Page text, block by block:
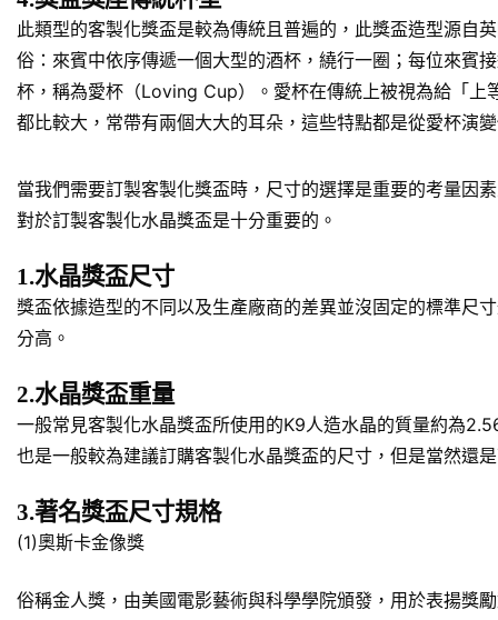
此類型的客製化獎盃是較為傳統且普遍的，此獎盃造型源自
俗：來賓中依序傳遞一個大型的酒杯，繞行一圈；每位來賓
杯，稱為愛杯（Loving Cup）。愛杯在傳統上被視為給「上
都比較大，常帶有兩個大大的耳朵，這些特點都是從愛杯演
當我們需要訂製客製化獎盃時，尺寸的選擇是重要的考量因
對於訂製客製化水晶獎盃是十分重要的。
1.水晶獎盃尺寸
獎盃依據造型的不同以及生產廠商的差異並沒固定的標準尺
分高。
2.水晶獎盃重量
一般常見客製化水晶獎盃所使用的K9人造水晶的質量約為
也是一般較為建議訂購客製化水晶獎盃的尺寸，但是當然還
3.著名獎盃尺寸規格
(1)奧斯卡金像獎
俗稱金人獎，由美國電影藝術與科學學院頒發，用於表揚獎